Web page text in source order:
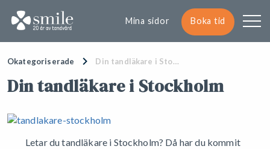
Okategoriserade Din tandläkare i Sto…
Din tandläkare i Stockholm
Letar du tandläkare i Stockholm? Då har du kommit
Mina sidor Boka tid